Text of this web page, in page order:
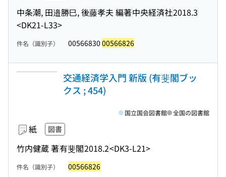
中条潮, 田邉勝巳, 後藤孝夫 編著中央経済社2018.3
<DK21-L33>
件名（識別子） 00566830 00566826
交通経済学入門 新版 (有斐閣ブッ
クス ; 454)
紙 図書
竹内健蔵 著有斐閣2018.2<DK3-L21>
国立国会図書館 全国の図書館
件名（識別子） 00566826